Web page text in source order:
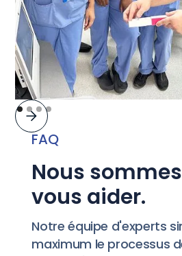
FAQ
Nous
vous aider.
Notre équipe d'experts
maximum le processus